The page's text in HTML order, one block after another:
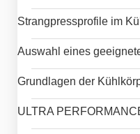
Strangpressprofile im
Auswahl eines
Grundlagen der
ULTRA